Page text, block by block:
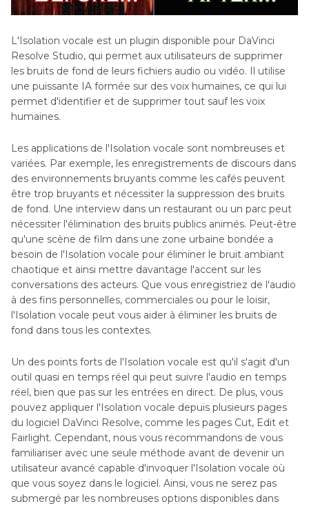
L'Isolation vocale est un plugin disponible pour DaVinci
Resolve Studio, qui permet aux utilisateurs de supprimer
les bruits de fond de leurs fichiers audio ou vidéo. Il utilise
une puissante IA formée sur des voix humaines, ce qui lui
permet d'identifier et de supprimer tout sauf les voix
humaines.
Les applications de l'Isolation vocale sont nombreuses et
variées. Par exemple, les enregistrements de discours dans
des environnements bruyants comme les cafés peuvent
être trop bruyants et nécessiter la suppression des bruits
de fond. Une interview dans un restaurant ou un parc peut
nécessiter l'élimination des bruits publics animés. Peut-être
qu'une scène de film dans une zone urbaine bondée a
besoin de l'Isolation vocale pour éliminer le bruit ambiant
chaotique et ainsi mettre davantage l'accent sur les
conversations des acteurs. Que vous enregistriez de l'audio
à des fins personnelles, commerciales ou pour le loisir,
l'Isolation vocale peut vous aider à éliminer les bruits de
fond dans tous les contextes.
Un des points forts de l'Isolation vocale est qu'il s'agit d'un
outil quasi en temps réel qui peut suivre l'audio en temps
réel, bien que pas sur les entrées en direct. De plus, vous
pouvez appliquer l'Isolation vocale depuis plusieurs pages
du logiciel DaVinci Resolve, comme les pages Cut, Edit et
Fairlight. Cependant, nous vous recommandons de vous
familiariser avec une seule méthode avant de devenir un
utilisateur avancé capable d'invoquer l'Isolation vocale où
que vous soyez dans le logiciel. Ainsi, vous ne serez pas
submergé par les nombreuses options disponibles dans